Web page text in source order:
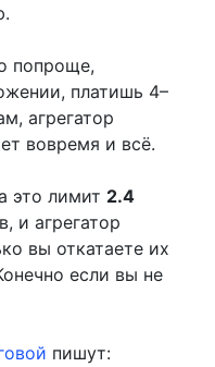
попроще,
платишь 4–
агрегатор
вовремя и всё.
это лимит 2.4
и агрегатор
вы откатаете их
если вы не
пишут: